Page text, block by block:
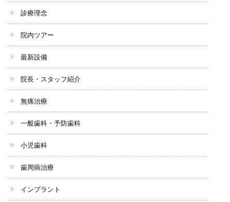
診療理念
院内ツアー
最新設備
院長・スタッフ紹介
無痛治療
一般歯科・予防歯科
小児歯科
歯周病治療
インプラント